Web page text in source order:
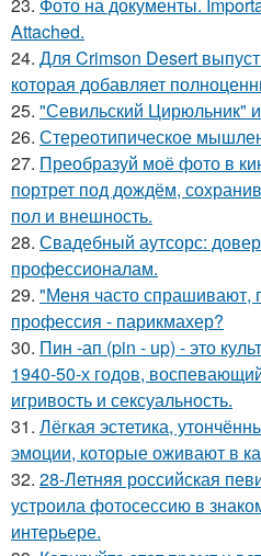
23. Фото на документы.
Attached.
24. Для Crimson Desert
которая добавляет
25. "Севильский Цирюльник"
26. Стереотипическое
27. Преобразуй моё фото в
портрет под дождём,
пол и внешность.
28. Свадебный аутсорс:
профессионалам.
29. "Меня часто спрашивают,
профессия - парикмахер?
30. Пин -ап (pin - up) - это
1940-50-х годов,
игривость и сексуальность.
31. Лёгкая эстетика,
эмоции, которые оживают в
32. 28-Летняя российская
устроила фотосессию в
интерьере.